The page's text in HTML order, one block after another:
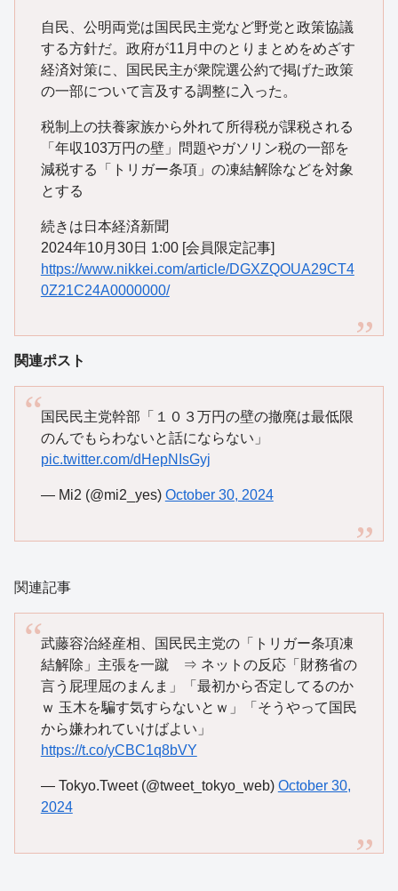
自民、公明両党は国民民主党など野党と政策協議
する方針だ。政府が11月中のとりまとめをめざす
経済対策に、国民民主が衆院選公約で掲げた政策
の一部について言及する調整に入った。
税制上の扶養家族から外れて所得税が課税される
「年収103万円の壁」問題やガソリン税の一部を
減税する「トリガー条項」の凍結解除などを対象
とする
続きは日本経済新聞
2024年10月30日 1:00 [会員限定記事]
https://www.nikkei.com/article/DGXZQOUA29CT4
0Z21C24A0000000/
関連ポスト
国民民主党幹部「１０３万円の壁の撤廃は最低限
のんでもらわないと話にならない」
pic.twitter.com/dHepNIsGyj
— Mi2 (@mi2_yes) October 30, 2024
関連記事
武藤容治経産相、国民民主党の「トリガー条項凍
結解除」主張を一蹴 ⇒ ネットの反応「財務省の
言う屁理屈のまんま」「最初から否定してるのか
ｗ 玉木を騙す気すらないとｗ」「そうやって国民
から嫌われていけばよい」
https://t.co/yCBC1q8bVY
— Tokyo.Tweet (@tweet_tokyo_web) October 30,
2024